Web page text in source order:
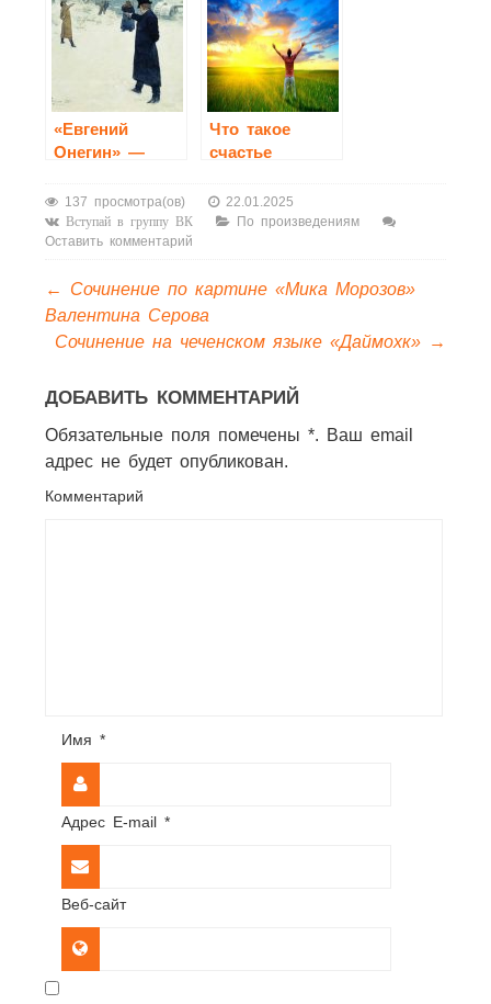
«Евгений
Онегин» —
Татьяны
Что такое
счастье
137 просмотра(ов) 22.01.2025
Вступай в группу ВК
По произведениям
Оставить комментарий
←
Сочинение по картине «Мика Морозов»
Валентина Серова
Сочинение на чеченском языке «Даймохк» →
ДОБАВИТЬ КОММЕНТАРИЙ
Обязательные поля помечены *. Ваш email
адрес не будет опубликован.
Комментарий
Имя *
Адрес E-mail *
Веб-сайт